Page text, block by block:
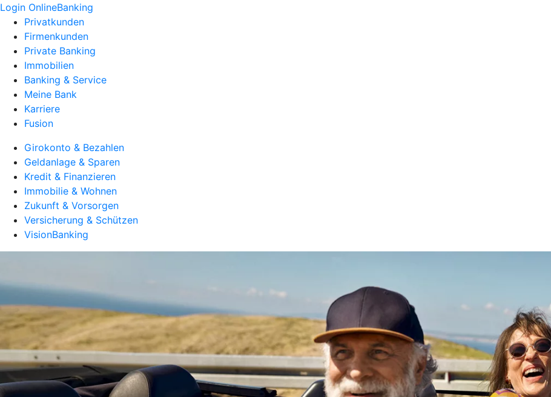
Login OnlineBanking
Privatkunden
Firmenkunden
Private Banking
Immobilien
Banking & Service
Meine Bank
Karriere
Fusion
Girokonto & Bezahlen
Geldanlage & Sparen
Kredit & Finanzieren
Immobilie & Wohnen
Zukunft & Vorsorgen
Versicherung & Schützen
VisionBanking